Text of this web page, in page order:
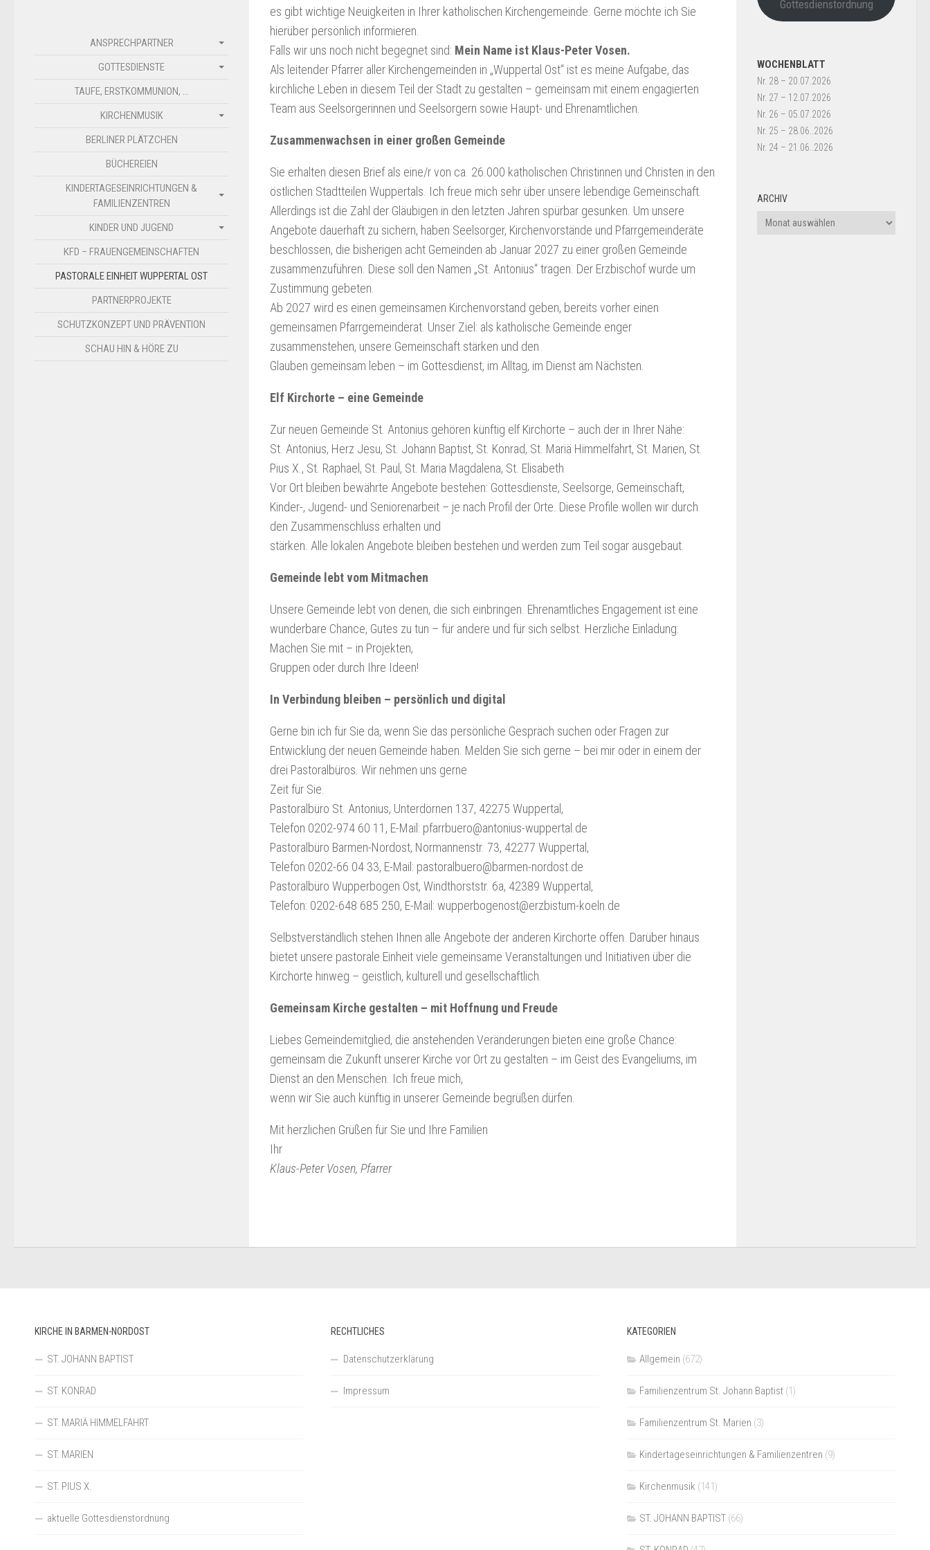
es gibt wichtige Neuigkeiten in Ihrer katholischen Kirchengemeinde. Gerne möchte ich Sie
hierüber persönlich informieren.
Falls wir uns noch nicht begegnet sind: Mein Name ist Klaus-Peter Vosen.
Als leitender Pfarrer aller Kirchengemeinden in „Wuppertal Ost“ ist es meine Aufgabe, das
kirchliche Leben in diesem Teil der Stadt zu gestalten – gemeinsam mit einem engagierten
Team aus Seelsorgerinnen und Seelsorgern sowie Haupt- und Ehrenamtlichen.
Zusammenwachsen in einer großen Gemeinde
Sie erhalten diesen Brief als eine/r von ca. 26.000 katholischen Christinnen und Christen in den
östlichen Stadtteilen Wuppertals. Ich freue mich sehr über unsere lebendige Gemeinschaft.
Allerdings ist die Zahl der Gläubigen in den letzten Jahren spürbar gesunken. Um unsere
Angebote dauerhaft zu sichern, haben Seelsorger, Kirchenvorstände und Pfarrgemeinderäte
beschlossen, die bisherigen acht Gemeinden ab Januar 2027 zu einer großen Gemeinde
zusammenzuführen. Diese soll den Namen „St. Antonius“ tragen. Der Erzbischof wurde um
Zustimmung gebeten.
Ab 2027 wird es einen gemeinsamen Kirchenvorstand geben, bereits vorher einen
gemeinsamen Pfarrgemeinderat. Unser Ziel: als katholische Gemeinde enger
zusammenstehen, unsere Gemeinschaft stärken und den
Glauben gemeinsam leben – im Gottesdienst, im Alltag, im Dienst am Nächsten.
Elf Kirchorte – eine Gemeinde
Zur neuen Gemeinde St. Antonius gehören künftig elf Kirchorte – auch der in Ihrer Nähe:
St. Antonius, Herz Jesu, St. Johann Baptist, St. Konrad, St. Mariä Himmelfahrt, St. Marien, St.
Pius X., St. Raphael, St. Paul, St. Maria Magdalena, St. Elisabeth
Vor Ort bleiben bewährte Angebote bestehen: Gottesdienste, Seelsorge, Gemeinschaft,
Kinder-, Jugend- und Seniorenarbeit – je nach Profil der Orte. Diese Profile wollen wir durch
den Zusammenschluss erhalten und
stärken. Alle lokalen Angebote bleiben bestehen und werden zum Teil sogar ausgebaut.
Gemeinde lebt vom Mitmachen
Unsere Gemeinde lebt von denen, die sich einbringen. Ehrenamtliches Engagement ist eine
wunderbare Chance, Gutes zu tun – für andere und für sich selbst. Herzliche Einladung:
Machen Sie mit – in Projekten,
Gruppen oder durch Ihre Ideen!
In Verbindung bleiben – persönlich und digital
Gerne bin ich für Sie da, wenn Sie das persönliche Gespräch suchen oder Fragen zur
Entwicklung der neuen Gemeinde haben. Melden Sie sich gerne – bei mir oder in einem der
drei Pastoralbüros. Wir nehmen uns gerne
Zeit für Sie.
Pastoralbüro St. Antonius, Unterdörnen 137, 42275 Wuppertal,
Telefon 0202-974 60 11, E-Mail: pfarrbuero@antonius-wuppertal.de
Pastoralbüro Barmen-Nordost, Normannenstr. 73, 42277 Wuppertal,
Telefon 0202-66 04 33, E-Mail: pastoralbuero@barmen-nordost.de
Pastoralbüro Wupperbogen Ost, Windthorststr. 6a, 42389 Wuppertal,
Telefon: 0202-648 685 250, E-Mail: wupperbogenost@erzbistum-koeln.de
Selbstverständlich stehen Ihnen alle Angebote der anderen Kirchorte offen. Darüber hinaus
bietet unsere pastorale Einheit viele gemeinsame Veranstaltungen und Initiativen über die
Kirchorte hinweg – geistlich, kulturell und gesellschaftlich.
Gemeinsam Kirche gestalten – mit Hoffnung und Freude
Liebes Gemeindemitglied, die anstehenden Veränderungen bieten eine große Chance:
gemeinsam die Zukunft unserer Kirche vor Ort zu gestalten – im Geist des Evangeliums, im
Dienst an den Menschen. Ich freue mich,
wenn wir Sie auch künftig in unserer Gemeinde begrüßen dürfen.
Mit herzlichen Grüßen für Sie und Ihre Familien
Ihr
Klaus-Peter Vosen, Pfarrer
ANSPRECHPARTNER
GOTTESDIENSTE
TAUFE, ERSTKOMMUNION, …
KIRCHENMUSIK
BERLINER PLÄTZCHEN
BÜCHEREIEN
KINDERTAGESEINRICHTUNGEN &
FAMILIENZENTREN
KINDER UND JUGEND
KFD – FRAUENGEMEINSCHAFTEN
PASTORALE EINHEIT WUPPERTAL OST
PARTNERPROJEKTE
SCHUTZKONZEPT UND PRÄVENTION
SCHAU HIN & HÖRE ZU
Gottesdienstordnung
WOCHENBLATT
Nr. 28 – 20.07.2026
Nr. 27 – 12.07.2026
Nr. 26 – 05.07.2026
Nr. 25 – 28.06..2026
Nr. 24 – 21.06..2026
ARCHIV
Archiv
KIRCHE IN BARMEN-NORDOST
ST. JOHANN BAPTIST
ST. KONRAD
ST. MARIÄ HIMMELFAHRT
ST. MARIEN
ST. PIUS X.
aktuelle Gottesdienstordnung
RECHTLICHES
Datenschutzerklärung
Impressum
KATEGORIEN
Allgemein (672)
Familienzentrum St. Johann Baptist(1)
Familienzentrum St. Marien (3)
Kindertageseinrichtungen & Familienzentren (9)
Kirchenmusik (141)
ST. JOHANN BAPTIST(66)